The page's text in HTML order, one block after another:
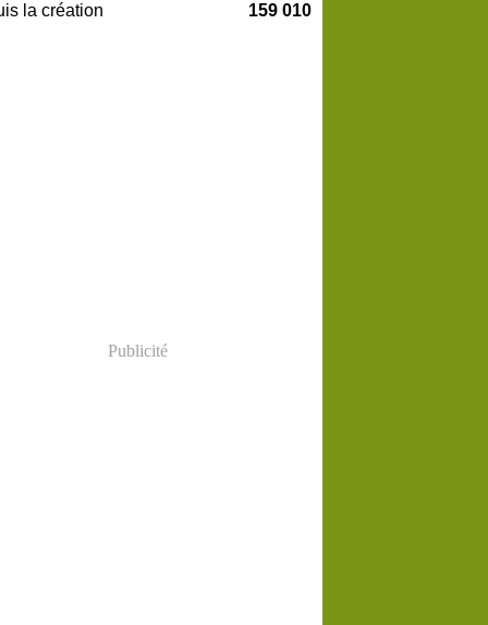
la création 159 010
Publicité